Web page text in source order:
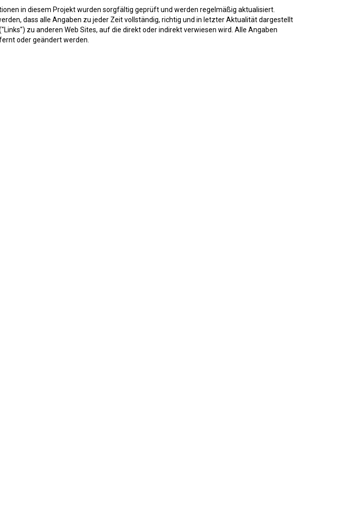
in diesem Projekt wurden sorgfältig geprüft und werden regelmäßig aktualisiert.
dass alle Angaben zu jeder Zeit vollständig, richtig und in letzter Aktualität dargestellt
zu anderen Web Sites, auf die direkt oder indirekt verwiesen wird. Alle Angaben
oder geändert werden.